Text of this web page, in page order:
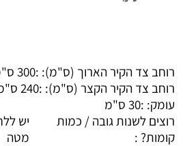
רוחב צד הקיר הארוך (ס"מ): :300 ס"מ
רוחב צד הקיר הקצר (ס"מ): :240 ס"מ
עומק: :30 ס"מ
רוצים לשנות גובה / כמות
קומות? :
יש
מטה